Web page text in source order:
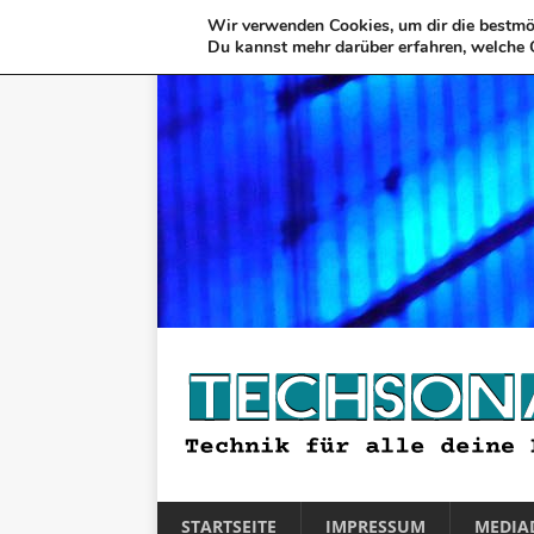
STARTSEITE IMPRESSUM
Wir verwenden Cookies, um dir die
Du kannst mehr darüber erfahren,